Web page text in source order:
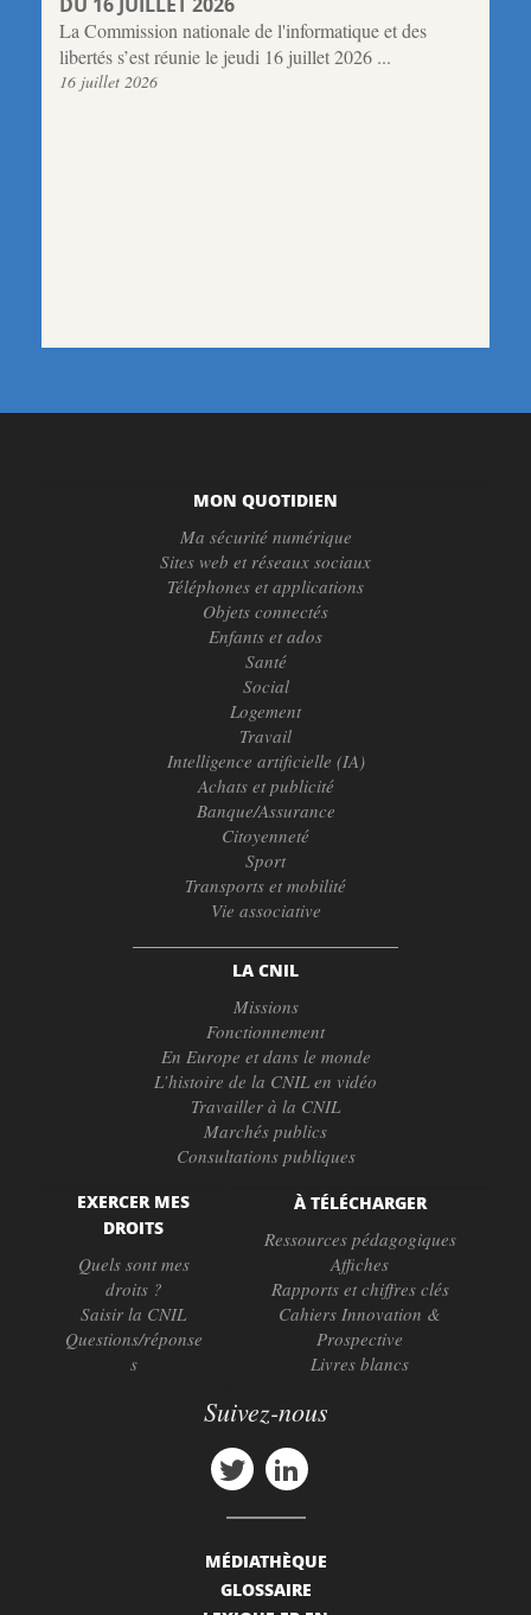
La Commission nationale de l'informatique et des
libertés s’est réunie le jeudi 16 juillet 2026 ...
16 juillet 2026
MON QUOTIDIEN
Ma sécurité numérique
Sites web et réseaux sociaux
Téléphones et applications
Objets connectés
Enfants et ados
Santé
Social
Logement
Travail
Intelligence artificielle (IA)
Achats et publicité
Banque/Assurance
Citoyenneté
Sport
Transports et mobilité
Vie associative
LA CNIL
Missions
Fonctionnement
En Europe et dans le monde
L’histoire de la CNIL en vidéo
Travailler à la CNIL
Marchés publics
Consultations publiques
EXERCER MES
DROITS
Quels sont mes
droits ?
Saisir la CNIL
Questions/réponse
s
À TÉLÉCHARGER
Ressources pédagogiques
Affiches
Rapports et chiffres clés
Cahiers Innovation &
Prospective
Livres blancs
Suivez-nous
MÉDIATHÈQUE
GLOSSAIRE